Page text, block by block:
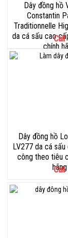
Dây đồng hồ
Constantin
Traditionnelle
da cá sấu cao
chính
Call
Dây đồng hồ
LV277 da cá
công theo tiêu
hãng
Call